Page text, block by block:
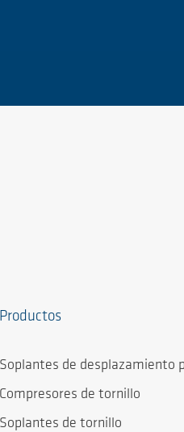
Productos
Soplantes de desplazamiento
Compresores de tornillo
Soplantes de tornillo